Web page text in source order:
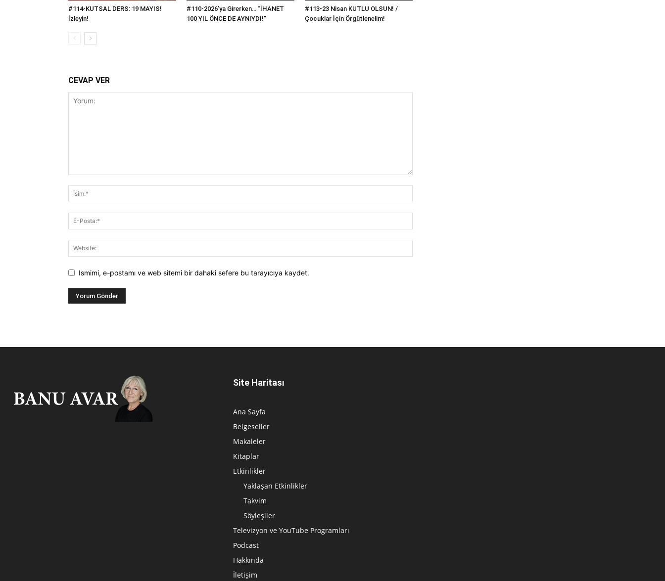
#114-KUTSAL DERS: 19 MAYIS!
İzleyin!
#110-2026’ya Girerken… “İHANET
100 YIL ÖNCE DE AYNIYDI!”
#113-23 Nisan KUTLU OLSUN! /
Çocuklar İçin Örgütlenelim!
CEVAP VER
Ismimi, e-postamı ve web sitemi bir dahaki sefere bu tarayıcıya kaydet.
Site Haritası
Ana Sayfa
Belgeseller
Makaleler
Kitaplar
Etkinlikler
Yaklaşan Etkinlikler
Takvim
Söyleşiler
Televizyon ve YouTube Programları
Podcast
Hakkında
İletişim